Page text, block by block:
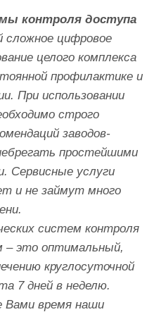
контроля доступа
сложное цифровое
целого комплекса
профилактике и
При использовании
строго
заводов-
простейшими
Сервисные услуги
и не займут много
систем контроля
– это оптимальный,
круглосуточной
7 дней в неделю.
Вами время наши